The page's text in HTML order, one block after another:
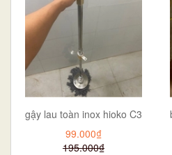
gậy lau toàn inox hioko C3
99.000₫
195.000₫